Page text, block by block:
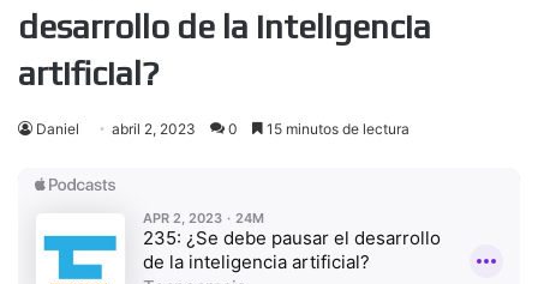
desarrollo de la inteligencia
artificial?
Daniel abril 2, 2023 0 15 minutos de lectura